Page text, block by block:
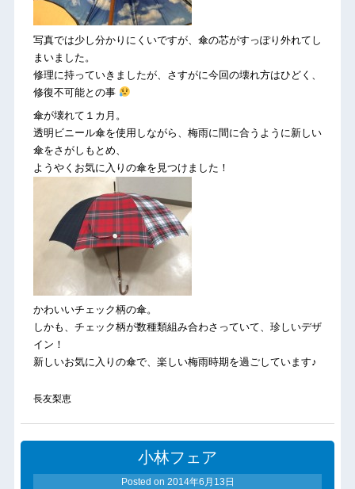
写真では少し分かりにくいですが、傘の芯がすっぽり外れてし
まいました。
修理に持っていきましたが、さすがに今回の壊れ方はひどく、
修復不可能との事
傘が壊れて１カ月。
透明ビニール傘を使用しながら、梅雨に間に合うように新しい
傘をさがしもとめ、
ようやくお気に入りの傘を見つけました！
かわいいチェック柄の傘。
しかも、チェック柄が数種類組み合わさっていて、珍しいデザ
イン！
新しいお気に入りの傘で、楽しい梅雨時期を過ごしています♪
長友梨恵
小林フェア
Posted on 2014年6月13日